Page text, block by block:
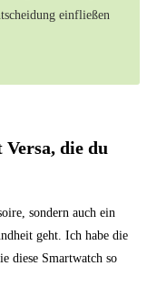
einfließen
die du
sondern auch ein
geht. Ich habe die
diese Smartwatch so